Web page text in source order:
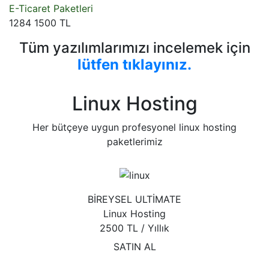
E-Ticaret Paketleri
1284 1500 TL
Tüm yazılımlarımızı incelemek için
lütfen tıklayınız.
Linux Hosting
Her bütçeye uygun profesyonel linux hosting
paketlerimiz
BİREYSEL ULTİMATE
Linux Hosting
2500 TL / Yıllık
SATIN AL